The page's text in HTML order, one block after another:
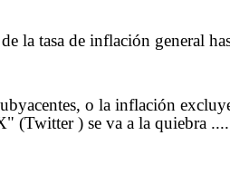
la tasa de inflación general
o la inflación
(Twitter ) se va a la quiebra ....